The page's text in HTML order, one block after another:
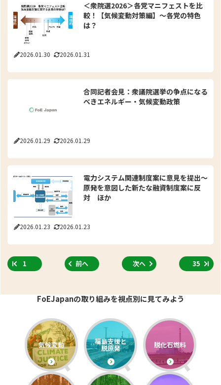
2026.01.30 2026.01.31
＜衆院選2026＞各党マニフェストを比
較！【気候変動対策編】～各党の特色
は？
2026.01.29 2026.01.29
合同記者会見：衆議院選挙の争点になる
べきエネルギー・気候変動政策
2026.01.23 2026.01.23
電力システム関連制度案に意見を提出～
原発を意図した新たな融資制度案に反
対 ほか
1 前へ 次へ 35
FoEJapanの取り組みを視点別に見てみよう
気候変動 福島支援と
脱原発 脱化石燃料